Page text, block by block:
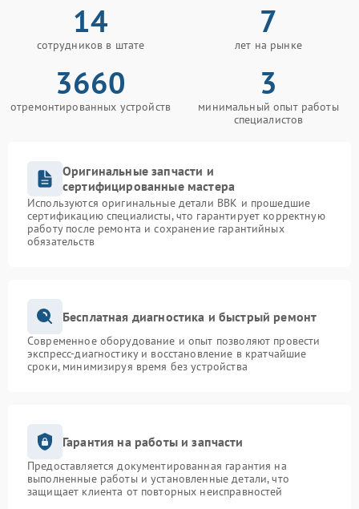
14
сотрудников в штате
7
лет на рынке
3660
отремонтированных устройств
3
минимальный опыт работы
специалистов
Оригинальные запчасти и
сертифицированные мастера
Используются оригинальные детали BBK и прошедшие
сертификацию специалисты, что гарантирует корректную
работу после ремонта и сохранение гарантийных
обязательств
Бесплатная диагностика и быстрый ремонт
Современное оборудование и опыт позволяют провести
экспресс-диагностику и восстановление в кратчайшие
сроки, минимизируя время без устройства
Гарантия на работы и запчасти
Предоставляется документированная гарантия на
выполненные работы и установленные детали, что
защищает клиента от повторных неисправностей